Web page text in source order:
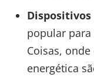
Dispositivos
popular
Coisas,
energética